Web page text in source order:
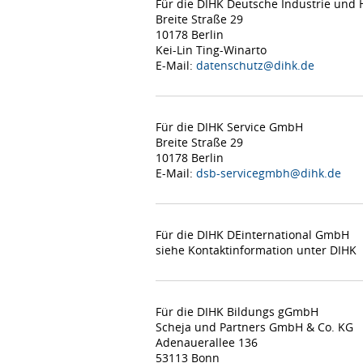
Für die DIHK Deutsche Industrie und
Breite Straße 29
10178 Berlin
Kei-Lin Ting-Winarto
E-Mail: datenschutz@dihk.de
Für die DIHK Service GmbH
Breite Straße 29
10178 Berlin
E-Mail: dsb-servicegmbh@dihk.de
Für die DIHK DEinternational GmbH
siehe Kontaktinformation unter DIHK
Für die DIHK Bildungs gGmbH
Scheja und Partners GmbH & Co. KG
Adenauerallee 136
53113 Bonn